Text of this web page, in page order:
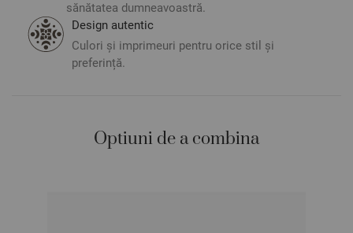
** Fotografiile sunt orientative. Poate varia ușor culoarea sau
tonalitatea.
sănătatea dumneavoastră.
Design autentic
Culori și imprimeuri pentru orice stil și
preferință.
Optiuni de a combina